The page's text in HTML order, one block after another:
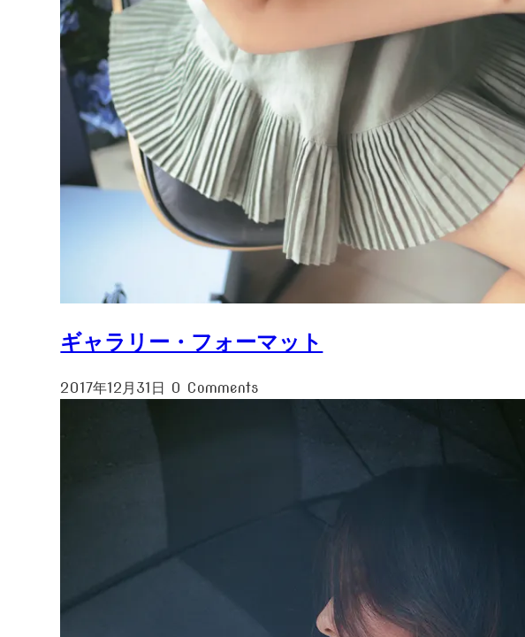
ギャラリー・フォーマット
2017年12月31日 0 Comments